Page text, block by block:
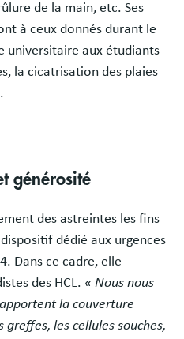
de la main, etc. Ses
à ceux donnés durant le
universitaire aux étudiants
la cicatrisation des plaies
générosité
des astreintes les fins
dédié aux urgences
Dans ce cadre, elle
des HCL. « Nous nous
la couverture
les cellules souches,